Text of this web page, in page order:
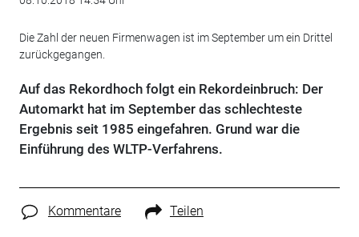
Die Zahl der neuen Firmenwagen ist im September um ein Drittel
zurückgegangen.
Auf das Rekordhoch folgt ein Rekordeinbruch: Der
Automarkt hat im September das schlechteste
Ergebnis seit 1985 eingefahren. Grund war die
Einführung des WLTP-Verfahrens.
Kommentare Teilen